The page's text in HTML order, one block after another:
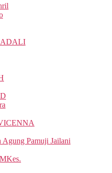
Pamuji Jailani